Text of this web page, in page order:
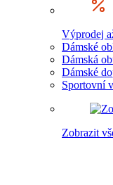
Výprodej
Dámské
Dámská
Dámské
Sportovní
Zobrazit